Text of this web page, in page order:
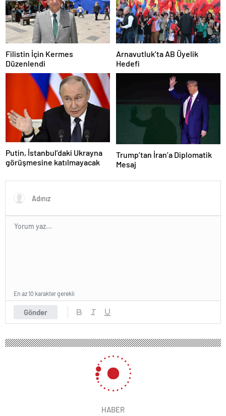
Filistin İçin Kermes
Düzenlendi
Arnavutluk’ta AB Üyelik
Hedefi
Putin, İstanbul’daki Ukrayna
görüşmesine katılmayacak
Trump’tan İran’a Diplomatik
Mesaj
Gönder
En az 10 karakter gerekli
HABER